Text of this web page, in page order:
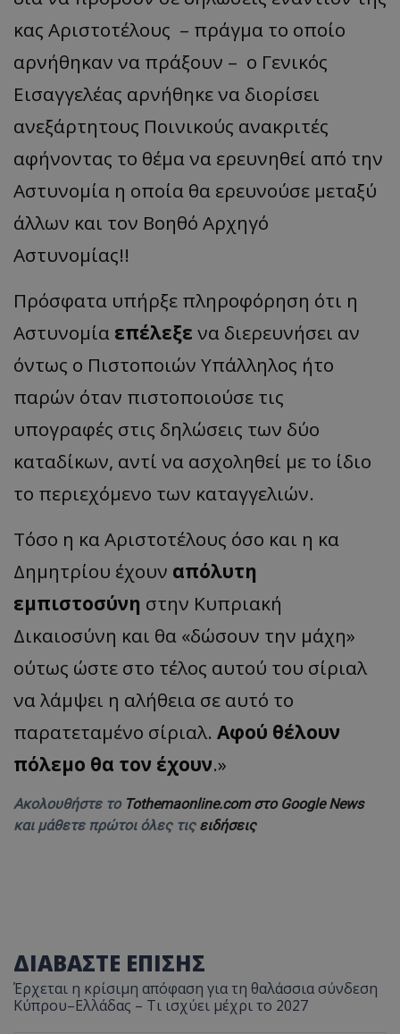
κας Αριστοτέλους – πράγμα το οποίο
αρνήθηκαν να πράξουν – ο Γενικός
Εισαγγελέας αρνήθηκε να διορίσει
ανεξάρτητους Ποινικούς ανακριτές
αφήνοντας το θέμα να ερευνηθεί από την
Αστυνομία η οποία θα ερευνούσε μεταξύ
άλλων και τον Βοηθό Αρχηγό
Αστυνομίας!!
Πρόσφατα υπήρξε πληροφόρηση ότι η
Αστυνομία επέλεξε να διερευνήσει αν
όντως ο Πιστοποιών Υπάλληλος ήτο
παρών όταν πιστοποιούσε τις
υπογραφές στις δηλώσεις των δύο
καταδίκων, αντί να ασχοληθεί με το ίδιο
το περιεχόμενο των καταγγελιών.
Τόσο η κα Αριστοτέλους όσο και η κα
Δημητρίου έχουν απόλυτη
εμπιστοσύνη στην Κυπριακή
Δικαιοσύνη και θα «δώσουν την μάχη»
ούτως ώστε στο τέλος αυτού του σίριαλ
να λάμψει η αλήθεια σε αυτό το
παρατεταμένο σίριαλ. Αφού θέλουν
πόλεμο θα τον έχουν.»
Ακολουθήστε το Tothemaonline.com στο Google News
και μάθετε πρώτοι όλες τις ειδήσεις
ΔΙΑΒΑΣΤΕ ΕΠΙΣΗΣ
Έρχεται η κρίσιμη απόφαση για τη θαλάσσια σύνδεση
Κύπρου–Ελλάδας – Τι ισχύει μέχρι το 2027